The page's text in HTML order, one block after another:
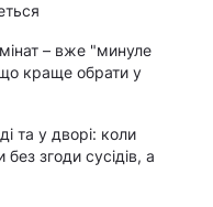
– вже "минуле
що краще обрати у
та у дворі: коли
згоди сусідів, а